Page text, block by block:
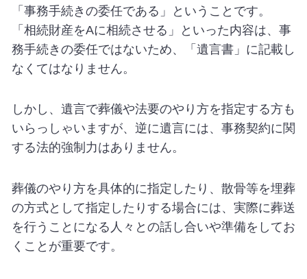
「事務手続きの委任である」ということです。
「相続財産をAに相続させる」といった内容は、事
務手続きの委任ではないため、「遺言書」に記載し
なくてはなりません。
しかし、遺言で葬儀や法要のやり方を指定する方も
いらっしゃいますが、逆に遺言には、事務契約に関
する法的強制力はありません。
葬儀のやり方を具体的に指定したり、散骨等を埋葬
の方式として指定したりする場合には、実際に葬送
を行うことになる人々との話し合いや準備をしてお
くことが重要です。